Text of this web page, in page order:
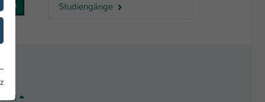
Studiengänge
Titel